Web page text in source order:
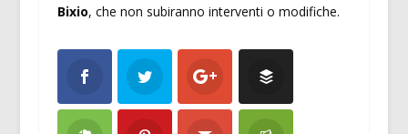
Bixio, che non subiranno interventi o modifiche.